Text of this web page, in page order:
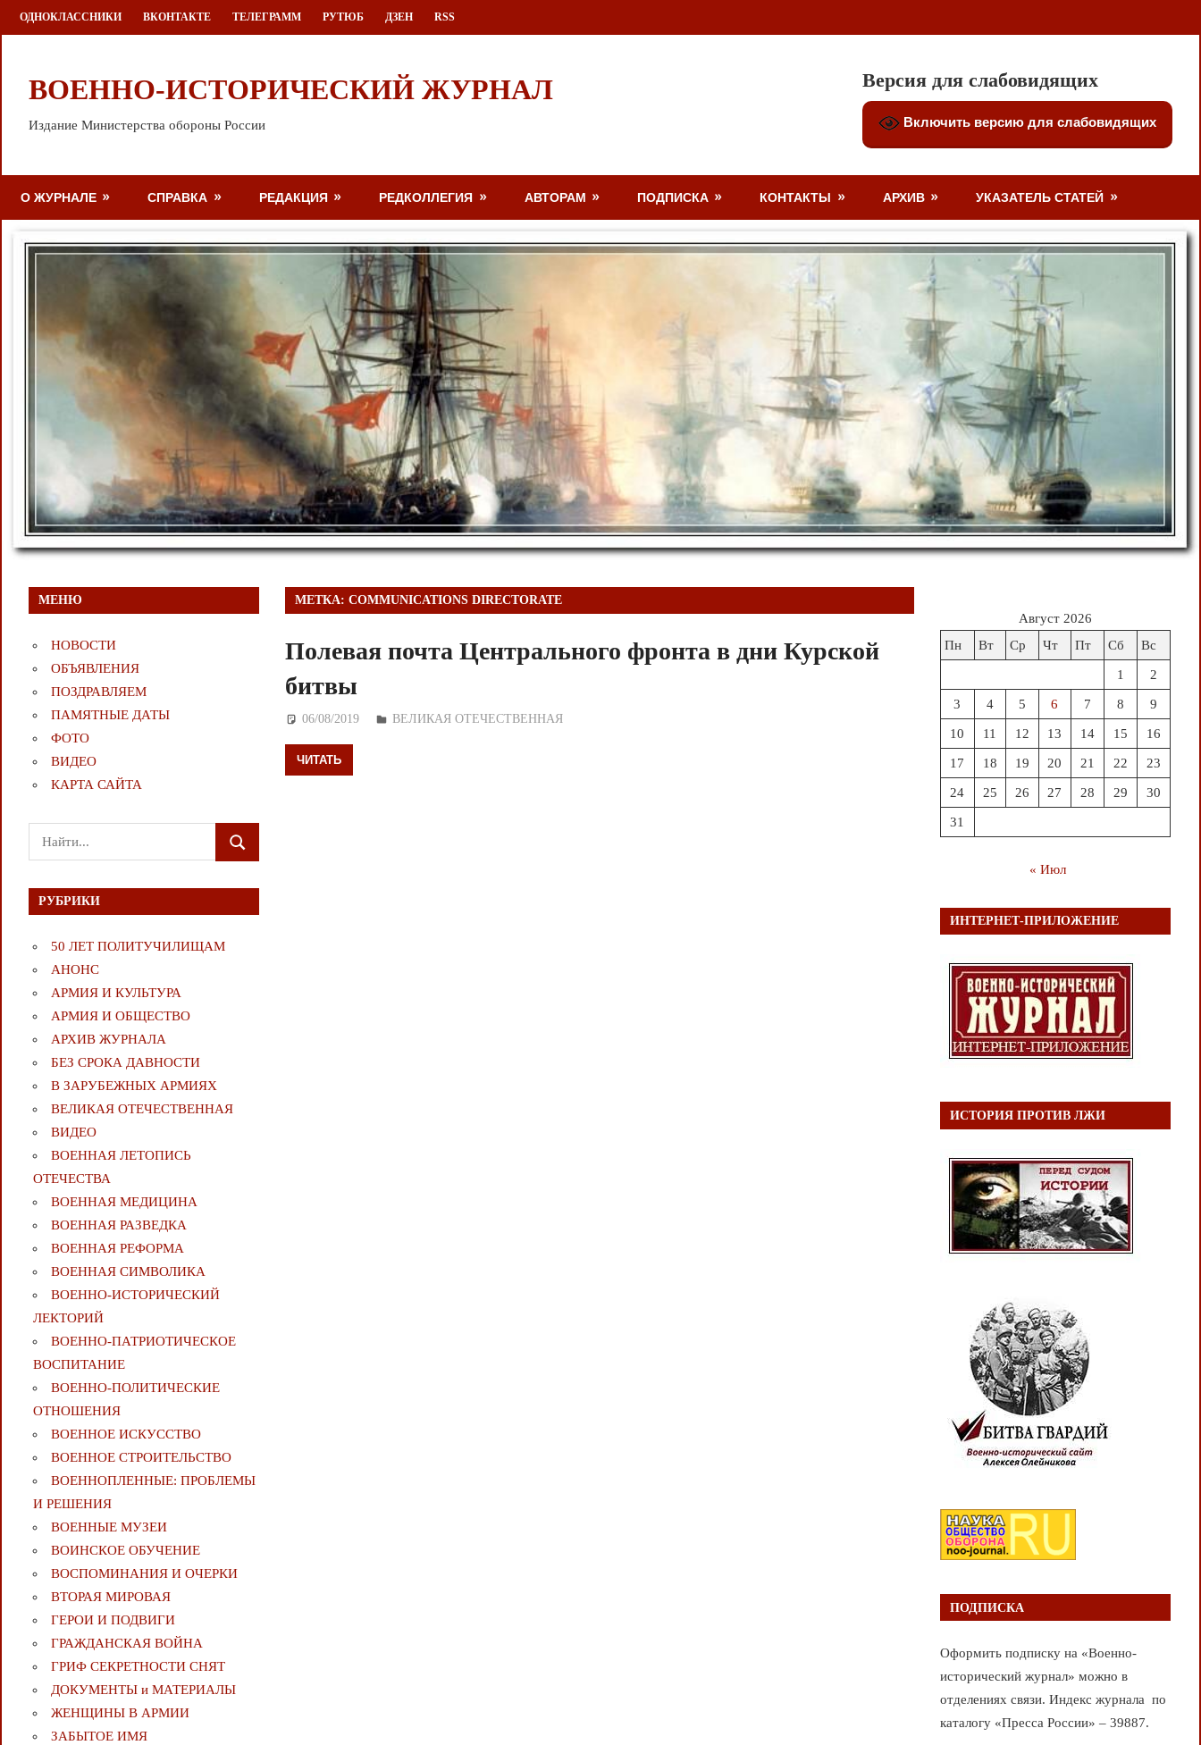
Перейти
к
ОДНОКЛАССНИКИ ВКОНТАКТЕ ТЕЛЕГРАММ РУТЮБ ДЗЕН RSS
ВОЕННО-ИСТОРИЧЕСКИЙ ЖУРНАЛ
Издание Министерства обороны России
Версия для слабовидящих
Включить версию для слабовидящих
О ЖУРНАЛЕ СПРАВКА РЕДАКЦИЯ РЕДКОЛЛЕГИЯ АВТОРАМ ПОДПИСКА КОНТАКТЫ АРХИВ УКАЗАТЕЛЬ СТАТЕЙ
МЕТКА:COMMUNICATIONS DIRECTORATE
Полевая почта Центрального фронта в дни Курской
битвы
06/08/2019 Дежурный по Редакции
ВЕЛИКАЯ ОТЕЧЕСТВЕННАЯ
ЧИТАТЬ
МЕНЮ
НОВОСТИ
ОБЪЯВЛЕНИЯ
ПОЗДРАВЛЯЕМ
ПАМЯТНЫЕ ДАТЫ
ФОТО
ВИДЕО
КАРТА САЙТА
Поиск
для:
ПОИСК
РУБРИКИ
50 ЛЕТ ПОЛИТУЧИЛИЩАМ
АНОНС
АРМИЯ И КУЛЬТУРА
АРМИЯ И ОБЩЕСТВО
АРХИВ ЖУРНАЛА
БЕЗ СРОКА ДАВНОСТИ
В ЗАРУБЕЖНЫХ АРМИЯХ
ВЕЛИКАЯ ОТЕЧЕСТВЕННАЯ
ВИДЕО
ВОЕННАЯ ЛЕТОПИСЬ
ОТЕЧЕСТВА
ВОЕННАЯ МЕДИЦИНА
ВОЕННАЯ РАЗВЕДКА
ВОЕННАЯ РЕФОРМА
ВОЕННАЯ СИМВОЛИКА
ВОЕННО-ИСТОРИЧЕСКИЙ
ЛЕКТОРИЙ
ВОЕННО-ПАТРИОТИЧЕСКОЕ
ВОСПИТАНИЕ
ВОЕННО-ПОЛИТИЧЕСКИE
ОТНОШЕНИЯ
ВОЕННОЕ ИСКУССТВО
ВОЕННОЕ СТРОИТЕЛЬСТВО
ВОЕННОПЛЕННЫЕ: ПРОБЛЕМЫ
И РЕШЕНИЯ
ВОЕННЫЕ МУЗЕИ
ВОИНСКОЕ ОБУЧЕНИЕ
ВОСПОМИНАНИЯ И ОЧЕРКИ
ВТОРАЯ МИРОВАЯ
ГЕРОИ И ПОДВИГИ
ГРАЖДАНСКАЯ ВОЙНА
ГРИФ СЕКРЕТНОСТИ СНЯТ
ДОКУМЕНТЫ и МАТЕРИАЛЫ
ЖЕНЩИНЫ В АРМИИ
ЗАБЫТОЕ ИМЯ
Август 2026
Пн
Вт Ср Чт Пт Сб Вс
1 2
3 4 5 6 7 8 9
10 11 12 13 14 15 16
17 18 19 20 21 22 23
24 25 26 27 28 29 30
31
« Июл
ИНТЕРНЕТ-ПРИЛОЖЕНИЕ
ИСТОРИЯ ПРОТИВ ЛЖИ
ПОДПИСКА
Оформить подписку на «Военно-
исторический журнал» можно в
отделениях связи. Индекс журнала по
каталогу «Пресса России» – 39887.